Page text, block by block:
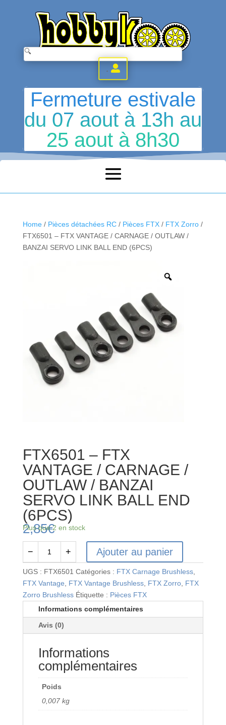
.
Fermeture estivale
du 07 aout à 13h au
25 aout à 8h30
Home/ Pièces détachées RC/ Pièces FTX/ FTX Zorro/
FTX6501 – FTX VANTAGE / CARNAGE / OUTLAW /
BANZAI SERVO LINK BALL END (6PCS)
FTX6501 – FTX
VANTAGE / CARNAGE /
OUTLAW / BANZAI
SERVO LINK BALL END
(6PCS)
2,85€
Plus que 2 en stock
quantité
de
FTX6501
-
FTX
BANZAI
− + Ajouter au panier
UGS : FTX6501 Catégories : FTX Carnage Brushless,
FTX Vantage
FTX Vantage Brushless, FTX Zorro, FTX
Zorro Brushless Étiquette : Pièces FTX
Informations complémentaires
Avis (0)
Informations
complémentaires
Poids
0,007 kg